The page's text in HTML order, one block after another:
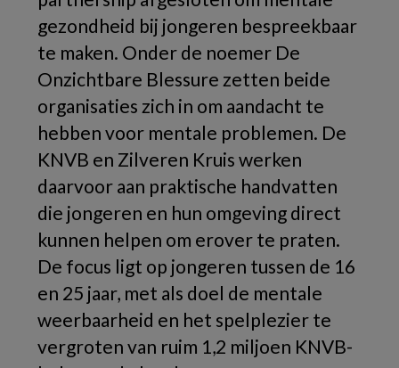
gezondheid bij jongeren bespreekbaar
te maken. Onder de noemer De
Onzichtbare Blessure zetten beide
organisaties zich in om aandacht te
hebben voor mentale problemen. De
KNVB en Zilveren Kruis werken
daarvoor aan praktische handvatten
die jongeren en hun omgeving direct
kunnen helpen om erover te praten.
De focus ligt op jongeren tussen de 16
en 25 jaar, met als doel de mentale
weerbaarheid en het spelplezier te
vergroten van ruim 1,2 miljoen KNVB-